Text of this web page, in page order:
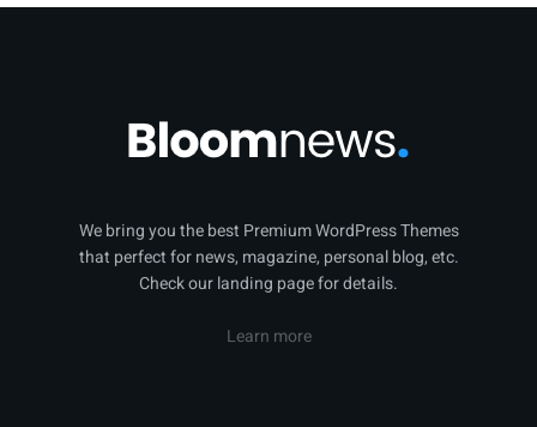
We bring you the best Premium WordPress Themes
that perfect for news, magazine, personal blog, etc.
Check our landing page for details.
Learn more